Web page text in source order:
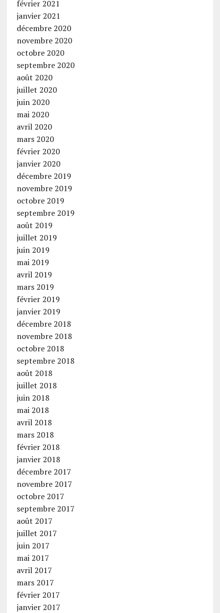
février 2021
janvier 2021
décembre 2020
novembre 2020
octobre 2020
septembre 2020
août 2020
juillet 2020
juin 2020
mai 2020
avril 2020
mars 2020
février 2020
janvier 2020
décembre 2019
novembre 2019
octobre 2019
septembre 2019
août 2019
juillet 2019
juin 2019
mai 2019
avril 2019
mars 2019
février 2019
janvier 2019
décembre 2018
novembre 2018
octobre 2018
septembre 2018
août 2018
juillet 2018
juin 2018
mai 2018
avril 2018
mars 2018
février 2018
janvier 2018
décembre 2017
novembre 2017
octobre 2017
septembre 2017
août 2017
juillet 2017
juin 2017
mai 2017
avril 2017
mars 2017
février 2017
janvier 2017